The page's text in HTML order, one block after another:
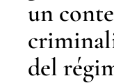
un
del